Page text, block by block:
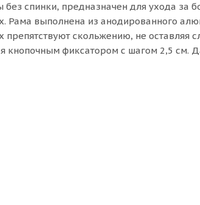
без спинки, предназначен для ухода за
Рама выполнена из анодированного
скольжению, не оставляя
кнопочным фиксатором с шагом 2,5 см.